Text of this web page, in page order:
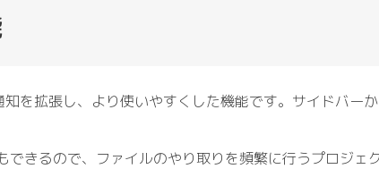
を拡張し、より使いやすくした機能です。サイドバー
きるので、ファイルのやり取りを頻繁に行うプロジェ